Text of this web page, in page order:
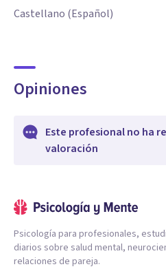
Castellano (Español)
Opiniones
Este profesional no ha
valoración
Psicología para profesionales,
diarios sobre salud mental,
relaciones de pareja.